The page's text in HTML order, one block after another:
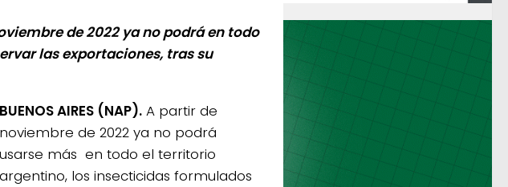
de 2022 ya no podrá en todo
las exportaciones, tras su
BUENOS AIRES (NAP). A partir de
noviembre de 2022 ya no podrá
usarse más en todo el territorio
argentino, los insecticidas formulados